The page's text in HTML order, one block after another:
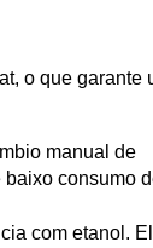
o que garante
manual de
baixo consumo
com etanol.